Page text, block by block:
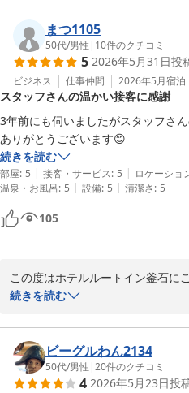
まつ1105
50代/男性 | 10件のクチコミ
5 2026年5月31日投
ビジネス 仕事仲間 2026年5月宿泊
スタッフさんの温かい接客に感謝
3年前にも伺いましたがスタッフさ
ありがとうございます😊
続きを読む
部屋: 5 | 接客・サービス: 5 | ロケーショ
温泉・お風呂: 5 | 設備: 5 | 清潔さ: 5
105
この度はホテルルートイン釜石に
とうございます。
接客につきましては、これからも
だけるよう精進し、「また泊まり
接客を目指してまいります。
続きを読む
ビーグルわん2134
50代/男性 |20件のクチコミ
4 2026年5月23日投